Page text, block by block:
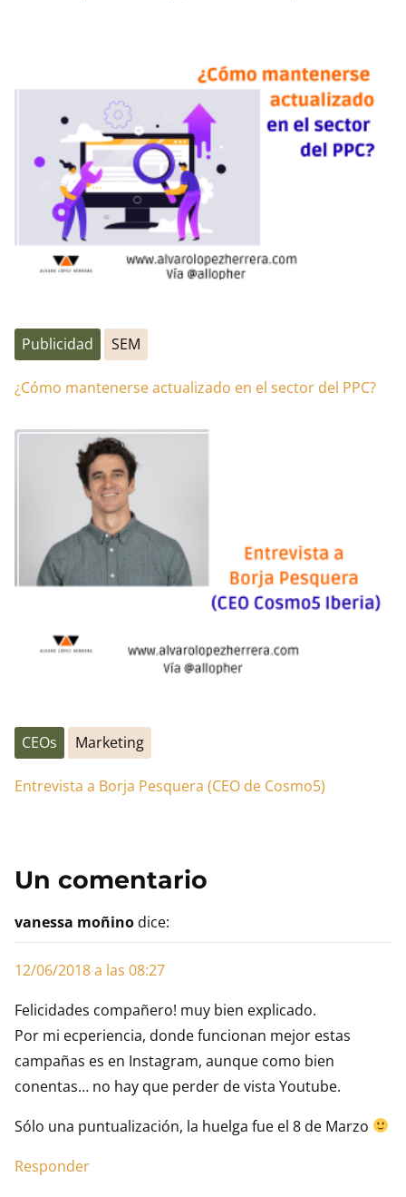
Publicidad SEM
¿Cómo mantenerse actualizado en el sector del PPC?
CEOs Marketing
Entrevista a Borja Pesquera (CEO de Cosmo5)
Un comentario
vanessa moñino dice:
12/06/2018 a las 08:27
Felicidades compañero! muy bien explicado.
Por mi ecperiencia, donde funcionan mejor estas
campañas es en Instagram, aunque como bien
conentas… no hay que perder de vista Youtube.
Sólo una puntualización, la huelga fue el 8 de Marzo
Responder